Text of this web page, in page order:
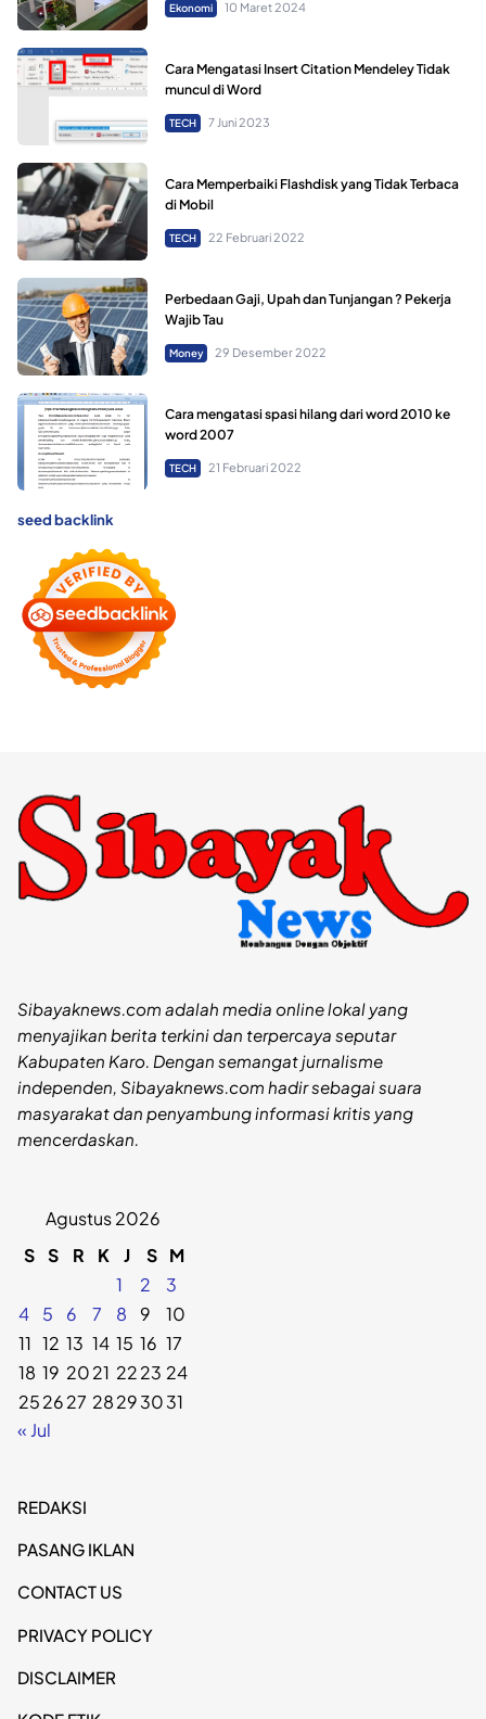
Ekonomi 10 Maret 2024
Cara Mengatasi Insert Citation Mendeley Tidak
muncul di Word
TECH 7 Juni 2023
Cara Memperbaiki Flashdisk yang Tidak Terbaca
di Mobil
TECH 22 Februari 2022
Perbedaan Gaji, Upah dan Tunjangan ? Pekerja
Wajib Tau
Money 29 Desember 2022
Cara mengatasi spasi hilang dari word 2010 ke
word 2007
TECH 21 Februari 2022
seed backlink
Sibayaknews.com adalah media online lokal yang
menyajikan berita terkini dan terpercaya seputar
Kabupaten Karo. Dengan semangat jurnalisme
independen, Sibayaknews.com hadir sebagai suara
masyarakat dan penyambung informasi kritis yang
mencerdaskan.
Agustus 2026
S S R K J S M
1
2
3
4
5 6 7 8 9
10
11 12 13 14 15 16 17
18 19 2021 2223 24
252627 28293031
« Jul
REDAKSI
PASANG IKLAN
CONTACT US
PRIVACY POLICY
DISCLAIMER